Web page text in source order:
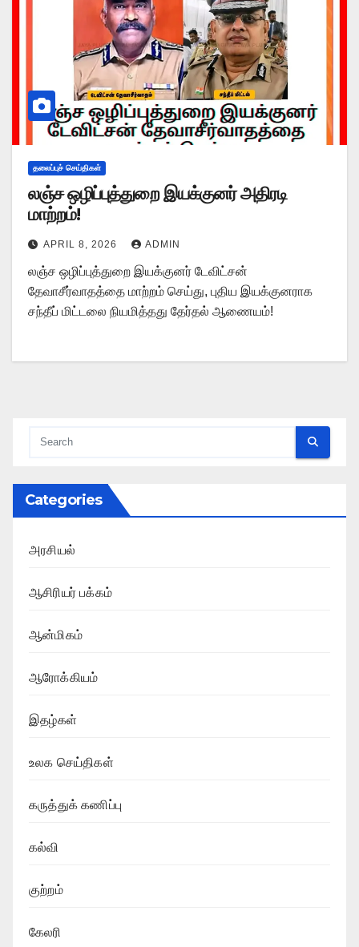
தலைப்புச் செய்திகள்
லஞ்ச ஒழிப்புத்துறை இயக்குனர் அதிரடி
மாற்றம்!
APRIL 8, 2026 ADMIN
லஞ்ச ஒழிப்புத்துறை இயக்குனர் டேவிட்சன்
தேவாசீர்வாதத்தை மாற்றம் செய்து, புதிய இயக்குனராக
சந்தீப் மிட்டலை நியமித்தது தேர்தல் ஆணையம்!
Categories
அரசியல்
ஆசிரியர் பக்கம்
ஆன்மிகம்
ஆரோக்கியம்
இதழ்கள்
உலக செய்திகள்
கருத்துக் கணிப்பு
கல்வி
குற்றம்
கேலரி